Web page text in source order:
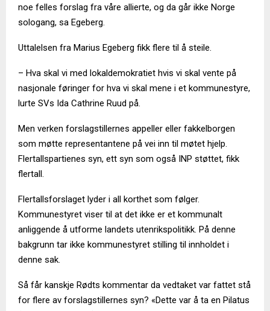
noe felles forslag fra våre allierte, og da går ikke Norge
sologang, sa Egeberg.
Uttalelsen fra Marius Egeberg fikk flere til å steile.
– Hva skal vi med lokaldemokratiet hvis vi skal vente på
nasjonale føringer for hva vi skal mene i et kommunestyre,
lurte SVs Ida Cathrine Ruud på.
Men verken forslagstillernes appeller eller fakkelborgen
som møtte representantene på vei inn til møtet hjelp.
Flertallspartienes syn, ett syn som også INP støttet, fikk
flertall.
Flertallsforslaget lyder i all korthet som følger.
Kommunestyret viser til at det ikke er et kommunalt
anliggende å utforme landets utenrikspolitikk. På denne
bakgrunn tar ikke kommunestyret stilling til innholdet i
denne sak.
Så får kanskje Rødts kommentar da vedtaket var fattet stå
for flere av forslagstillernes syn? «Dette var å ta en Pilatus